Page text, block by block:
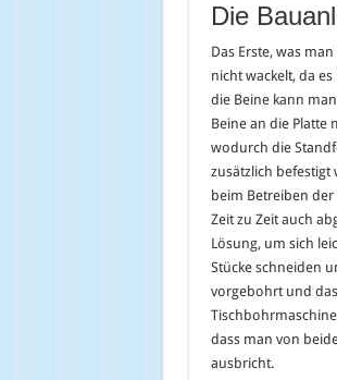
Die
Das Erste, was
nicht wackelt, da
die Beine kann
Beine an die Platte
wodurch die
zusätzlich befestigt
beim Betreiben
Zeit zu Zeit auch
Lösung, um sich
Stücke schneiden
vorgebohrt und
dass man von
ausbricht.